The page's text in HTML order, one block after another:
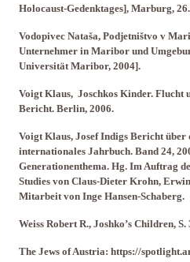
Holocaust-Gedenktages], Marburg,
Vodopivec Nataša, Podjetništvo v
Unternehmer in Maribor und
Universität Maribor, 2004].
Voigt Klaus, Joschkos Kinder. Flucht
Bericht. Berlin, 2006.
Voigt Klaus, Josef Indigs Bericht
internationales Jahrbuch. Band 24,
Generationenthema. Hg. Im Auftrag
Studies von Claus-Dieter Krohn,
Mitarbeit von Inge Hansen-Schaberg.
Weiss Robert R., Joshko’s Children,
The Jews of Austria: https://